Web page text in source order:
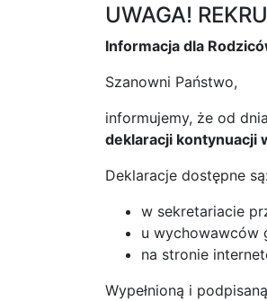
UWAGA!
Informacja dla
Szanowni Państwo,
informujemy, że od dnia
deklaracji kontynuacji
Deklaracje dostępne
w sekretariacie
u wychowawców
na stronie
Wypełnioną i